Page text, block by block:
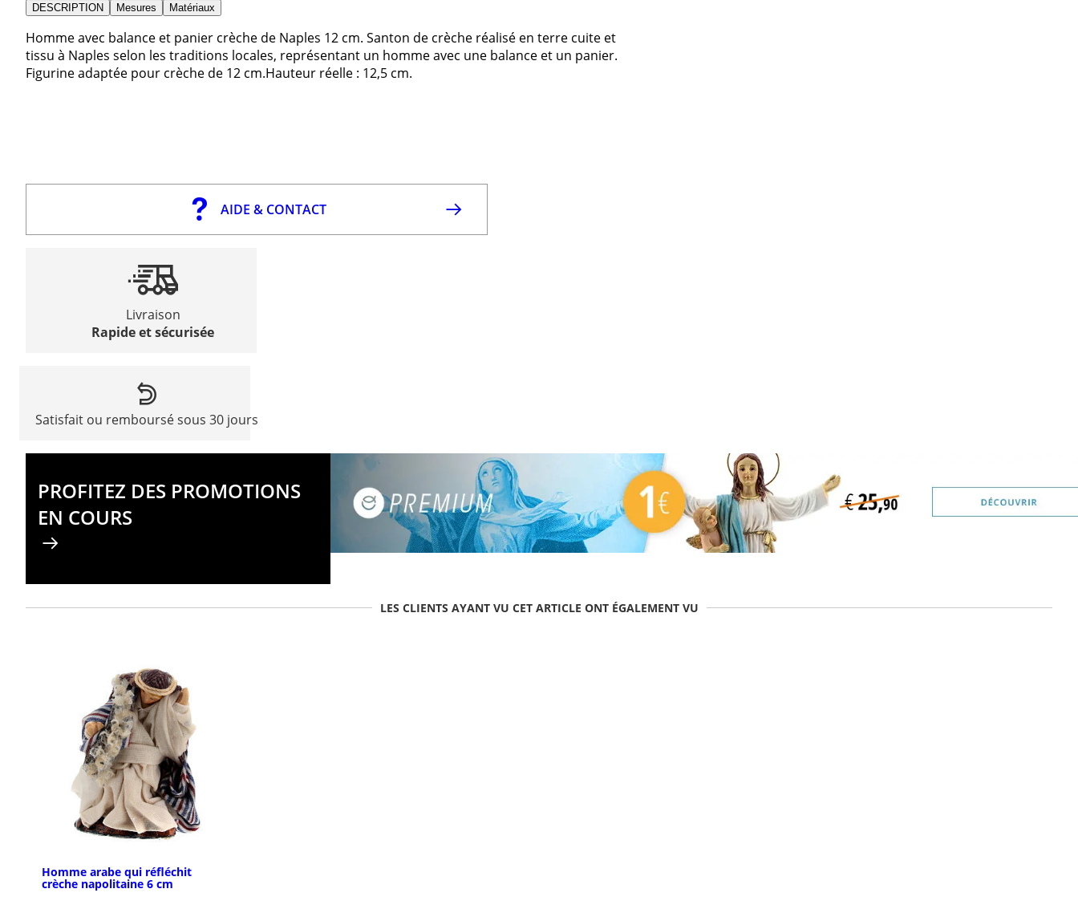
DESCRIPTION Mesures Matériaux
Homme avec balance et panier crèche de Naples 12 cm. Santon de crèche réalisé en terre cuite et
tissu à Naples selon les traditions locales, représentant un homme avec une balance et un panier.
Figurine adaptée pour crèche de 12 cm.Hauteur réelle : 12,5 cm.
AIDE & CONTACT
Livraison
Rapide et sécurisée
Satisfait ou remboursé sous 30 jours
PROFITEZ DES PROMOTIONS
EN COURS
LES CLIENTS AYANT VU CET ARTICLE ONT ÉGALEMENT VU
Homme arabe qui réfléchit
crèche napolitaine 6 cm